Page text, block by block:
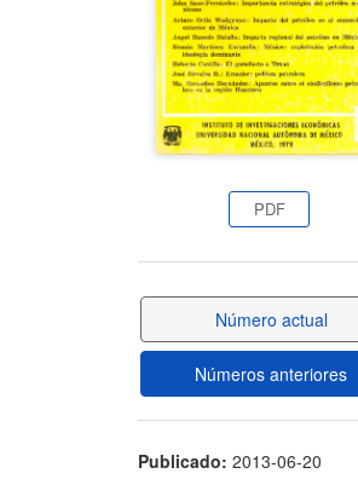
PDF
Número actual
Números anteriores
Publicado: 2013-06-20